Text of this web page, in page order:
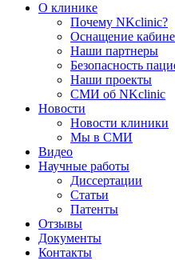
О клинике
Почему NKclinic?
Оснащение
Наши партнеры
Безопасность
Наши проекты
СМИ об NKclinic
Новости
Новости клиники
Мы в СМИ
Видео
Научные работы
Диссертации
Статьи
Патенты
Отзывы
Документы
Контакты